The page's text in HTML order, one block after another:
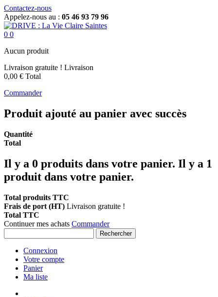
Contactez-nous
Appelez-nous au : 05 46 93 79 96
0 0
Aucun produit
Livraison gratuite ! Livraison
0,00 € Total
Commander
Produit ajouté au panier avec succès
Quantité
Total
Il y a 0 produits dans votre panier. Il y a 1
produit dans votre panier.
Total produits TTC
Frais de port (HT) Livraison gratuite !
Total TTC
Continuer mes achats Commander
Rechercher
Connexion
Votre compte
Panier
Ma liste